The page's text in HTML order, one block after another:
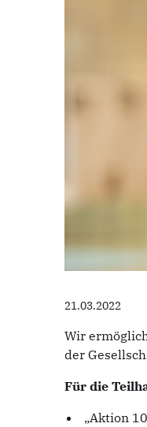
21.03.2022
Wir
der
Für die
„Aktion